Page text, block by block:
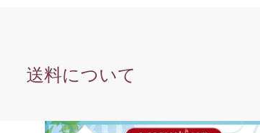
送料について